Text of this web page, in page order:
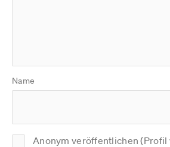
Name
Anonym veröffentlichen